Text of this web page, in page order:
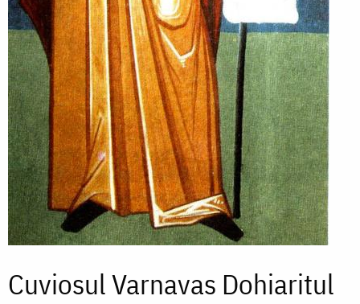
Cuviosul Varnavas Dohiaritul